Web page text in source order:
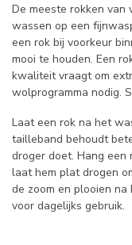
De meeste rokken van
wassen op een
een rok bij voorkeur
mooi te houden. Een
kwaliteit vraagt om
wolprogramma nodig.
Laat een rok na het
tailleband behoudt
droger doet. Hang een
laat hem plat drogen
de zoom en plooien
voor dagelijks gebruik.